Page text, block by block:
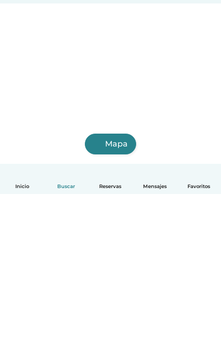
Inicio Buscar Reservas Mensajes Favoritos
Mapa